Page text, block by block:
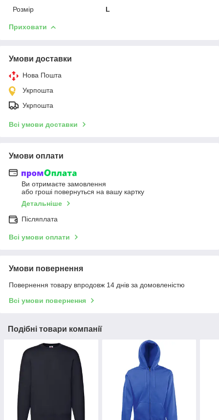
Розмір
L
Приховати
Умови доставки
Нова Пошта
Укрпошта
Укрпошта
Всі умови доставки
Умови оплати
Ви отримаєте замовлення
або гроші повернуться на вашу картку
Детальніше
Післяплата
Всі умови оплати
Умови повернення
Повернення товару впродовж 14 днів за домовленістю
Всі умови повернення
Подібні товари компанії